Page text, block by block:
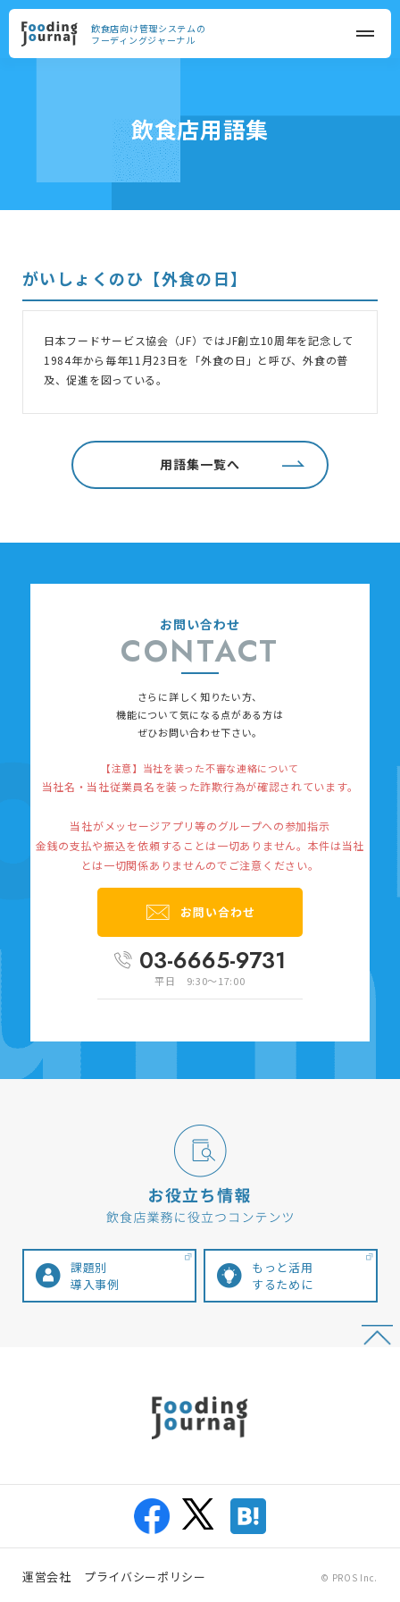
飲食店向け管理システムの
フーディングジャーナル
飲食店用語集
がいしょくのひ【外食の日】
日本フードサービス協会（JF）ではJF創立10周年を記念して
1984年から毎年11月23日を「外食の日」と呼び、外食の普
及、促進を図っている。
用語集一覧へ
お問い合わせ
CONTACT
さらに詳しく知りたい方、
機能について気になる点がある方は
ぜひお問い合わせ下さい。
【注意】当社を装った不審な連絡について
当社名・当社従業員名を装った詐欺行為が確認されています。
当社がメッセージアプリ等のグループへの参加指示
金銭の支払や振込を依頼することは一切ありません。 本件は当社
とは一切関係ありませんのでご注意ください。
03-6665-9731
平日 9:30～17:00
課題別
導入事例
もっと活用
するために
運営会社 プライバシーポリシー © PROS Inc.